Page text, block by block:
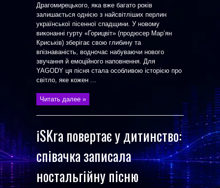
Драгомирецького, яка вже багато років
залишається однією з найсвітліших перлин
української пісенної спадщини. У новому
виконанні гурту «Горицвіт» (продюсер Марʼян
Криськів) зберігає свою глибину та
впізнаваність, водночас набуваючи нового
звучання й емоційного наповнення. Для
YAGODY ця пісня стала особливою історією про
світло, яке кожен ...
Читать далее »
iSKra повертає у дитинство:
співачка записала
ностальгійну пісню